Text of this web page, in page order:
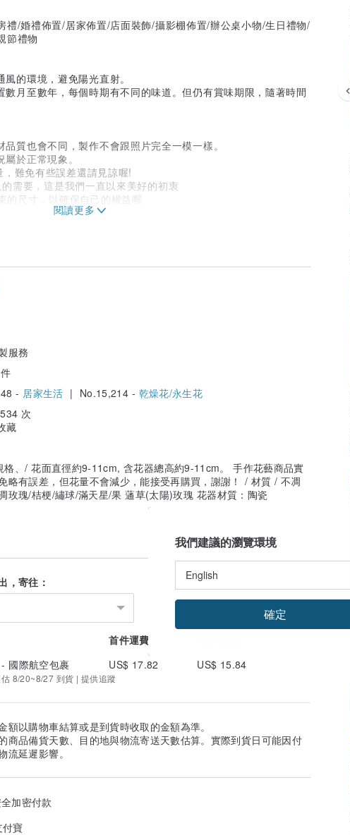
禮/婚禮佈置/居家佈置/店面裝飾/攝影棚佈置/辦公桌小物/生日禮物/
節禮物
的環境，避免陽光直射。
月至數年，每個時期有不同的味道。但仍有賞味期限，隨著時間
質也會不同，製作不會跟照片完全一模一樣。
於正常現象。
難免有些誤差還請見諒喔!
需要，這是我們一直以來美好的初衷
尺寸，以確保自己的權益喔
服務
- 居家生活 | No.15,214 - 乾燥花/永生花
次
藏
格、/ 花面直徑約9-11cm, 含花器總高約9-11cm。 手作花藝商品實
略有誤差，但花量不會減少，能接受再購買，謝謝！ / 材質 / 不凋
玫瑰/桔梗/繡球/滿天星/果 蓪草(太陽)玫瑰 花器材質：陶瓷
，寄往：
首件運費
國際航空包裹
US$ 17.82 US$ 15.84
8/20~8/27 到貨 | 提供追蹤
額以購物車結算或是到貨時收取的金額為準。
商品備貨天數、目的地與物流寄送天數估算。實際到貨日可能因付
流延遲影響。
加密付款
寶
我們建議的瀏覽環境
確定